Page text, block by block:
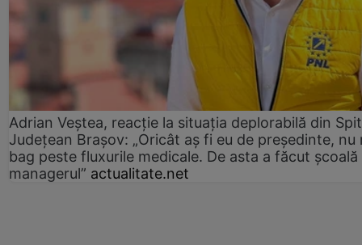
Adrian Veștea, reacție la situația deplorabilă din
Județean Brașov: „Oricât aș fi eu de președinte, nu
bag peste fluxurile medicale. De asta a făcut școală
managerul” actualitate.net